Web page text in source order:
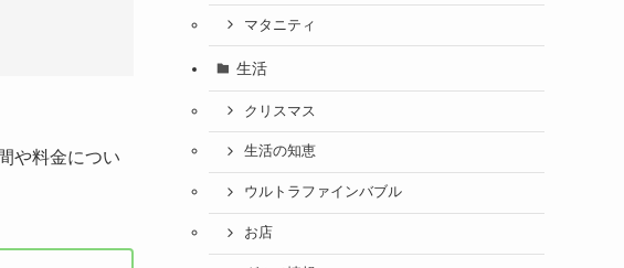
や料金につい
マタニティ
生活
クリスマス
生活の知恵
ウルトラファインバブル
お店